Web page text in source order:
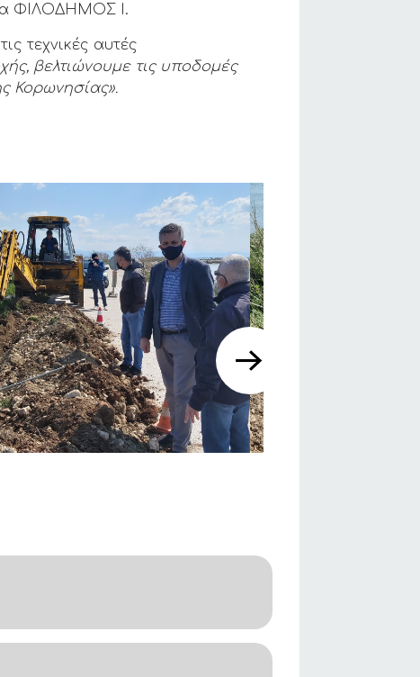
ΦΙΛΟΔΗΜΟΣ Ι.
τεχνικές αυτές
βελτιώνουμε τις υποδομές
Κορωνησίας».